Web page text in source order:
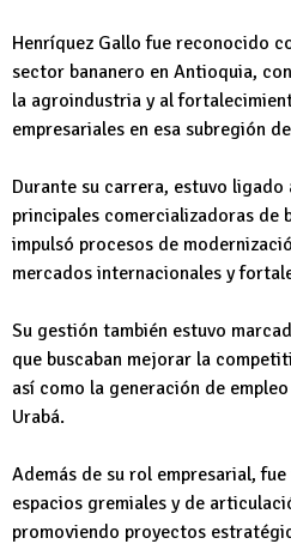
Henríquez Gallo fue reconocido
sector bananero en Antioquia,
la agroindustria y al
empresariales en esa subregión
Durante su carrera, estuvo ligado
principales comercializadoras de
impulsó procesos de
mercados internacionales y
Su gestión también estuvo
que buscaban mejorar la
así como la generación de
Urabá.
Además de su rol empresarial,
espacios gremiales y de
promoviendo proyectos